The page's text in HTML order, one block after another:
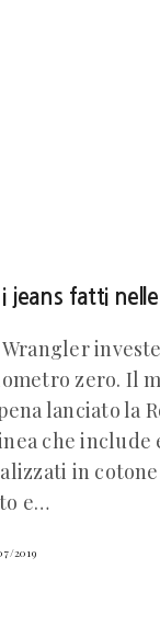
jeans fatti
zero. Il
lanciato la
che include
in
e…
2019